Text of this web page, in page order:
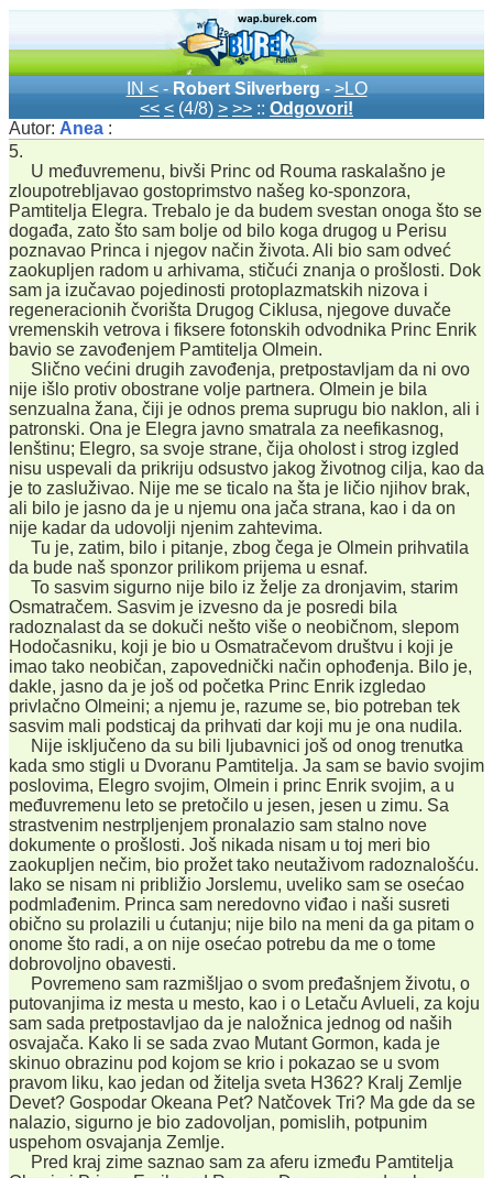
IN <- Robert Silverberg - >LO
<< < (4/8) > >> :: Odgovori!
Autor: Anea :
5.
U međuvremenu, bivši Princ od Rouma raskalašno je
zloupotrebljavao gostoprimstvo našeg ko-sponzora,
Pamtitelja Elegra. Trebalo je da budem svestan onoga što se
događa, zato što sam bolje od bilo koga drugog u Perisu
poznavao Princa i njegov način života. Ali bio sam odveć
zaokupljen radom u arhivama, stičući znanja o prošlosti. Dok
sam ja izučavao pojedinosti protoplazmatskih nizova i
regeneracionih čvorišta Drugog Ciklusa, njegove duvače
vremenskih vetrova i fiksere fotonskih odvodnika Princ Enrik
bavio se zavođenjem Pamtitelja Olmein.
Slično većini drugih zavođenja, pretpostavljam da ni ovo
nije išlo protiv obostrane volje partnera. OImein je bila
senzualna žana, čiji je odnos prema suprugu bio naklon, ali i
patronski. Ona je Elegra javno smatrala za neefikasnog,
lenštinu; Elegro, sa svoje strane, čija oholost i strog izgled
nisu uspevali da prikriju odsustvo jakog životnog cilja, kao da
je to zasluživao. Nije me se ticalo na šta je ličio njihov brak,
ali bilo je jasno da je u njemu ona jača strana, kao i da on
nije kadar da udovolji njenim zahtevima.
Tu je, zatim, bilo i pitanje, zbog čega je Olmein prihvatila
da bude naš sponzor prilikom prijema u esnaf.
To sasvim sigurno nije bilo iz želje za dronjavim, starim
Osmatračem. Sasvim je izvesno da je posredi bila
radoznalast da se dokuči nešto više o neobičnom, slepom
Hodočasniku, koji je bio u Osmatračevom društvu i koji je
imao tako neobičan, zapovednički način ophođenja. Bilo je,
dakle, jasno da je još od početka Princ Enrik izgledao
privlačno Olmeini; a njemu je, razume se, bio potreban tek
sasvim mali podsticaj da prihvati dar koji mu je ona nudila.
Nije isključeno da su bili ljubavnici još od onog trenutka
kada smo stigli u Dvoranu Pamtitelja. Ja sam se bavio svojim
poslovima, Elegro svojim, Olmein i princ Enrik svojim, a u
međuvremenu leto se pretočilo u jesen, jesen u zimu. Sa
strastvenim nestrpljenjem pronalazio sam stalno nove
dokumente o prošlosti. Još nikada nisam u toj meri bio
zaokupljen nečim, bio prožet tako neutaživom radoznalošću.
Iako se nisam ni približio Jorslemu, uveliko sam se osećao
podmlađenim. Princa sam neredovno viđao i naši susreti
obično su prolazili u ćutanju; nije bilo na meni da ga pitam o
onome što radi, a on nije osećao potrebu da me o tome
dobrovoljno obavesti.
Povremeno sam razmišljao o svom pređašnjem životu, o
putovanjima iz mesta u mesto, kao i o Letaču Avlueli, za koju
sam sada pretpostavljao da je naložnica jednog od naših
osvajača. Kako li se sada zvao Mutant Gormon, kada je
skinuo obrazinu pod kojom se krio i pokazao se u svom
pravom liku, kao jedan od žitelja sveta H362? Kralj Zemlje
Devet? Gospodar Okeana Pet? Natčovek Tri? Ma gde da se
nalazio, sigurno je bio zadovoljan, pomislih, potpunim
uspehom osvajanja Zemlje.
Pred kraj zime saznao sam za aferu između Pamtitelja